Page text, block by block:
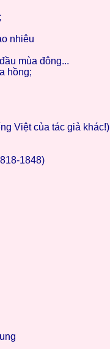
nhiêu
mùa đông...
hồng;
Việt của tác giả khác!)
1848)